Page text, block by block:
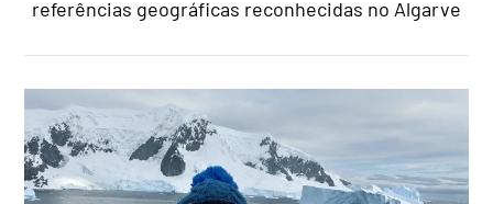
referências geográficas reconhecidas no Algarve